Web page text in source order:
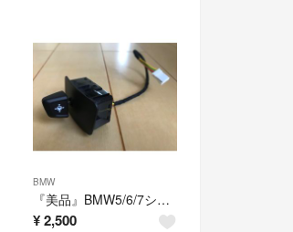
BMW
『美品』BMW5/6/7シリーズ 電動テレスコピックスイッチ
¥2,500